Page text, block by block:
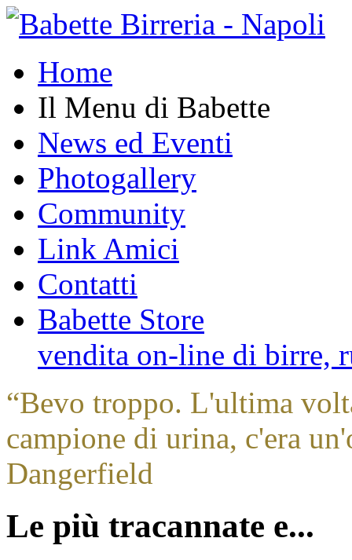
Home
Il Menu di Babette
News ed Eventi
Photogallery
Community
Link Amici
Contatti
Babette Store
vendita on-line di birre,
“Bevo troppo. L'ultima
campione di urina, c'era
Dangerfield
Le più tracannate e...